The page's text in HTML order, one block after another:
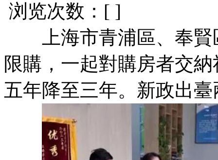
浏览次数：[ ]
上海市青浦區、奉賢
限購，一起對購房者交
五年降至三年。新政出